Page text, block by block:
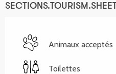
Animaux acceptés
Toilettes